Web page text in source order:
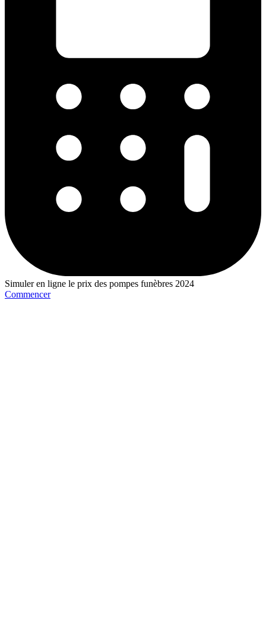
Simuler en ligne le prix des pompes funèbres 2024
Commencer